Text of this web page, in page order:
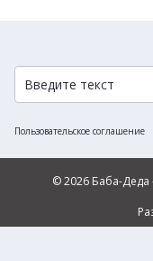
Пользовательское соглашение
© 2026 Баба-Деда